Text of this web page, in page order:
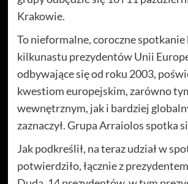
Krakowie.
To nieformalne, coroczne
kilkunastu prezydentów Unii
odbywające się od roku 2003,
kwestiom europejskim, zarówno
wewnętrznym, jak i bardziej
zaznaczył. Grupa Arraiolos spotka
Jak podkreślił, na teraz udział w
potwierdziło, łącznie z